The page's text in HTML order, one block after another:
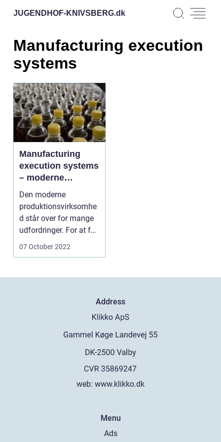
JUGENDHOF-KNIVSBERG.dk
Manufacturing execution
systems
Manufacturing
execution systems
– moderne
løsninger på
tidens
udfordringer
Den moderne
produktionsvirksomhe
d står over for mange
udfordringer. For at få
succes skal
07 October 2022
Address
web: www.klikko.dk
Menu
Ads